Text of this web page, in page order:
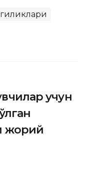
учун
жорий